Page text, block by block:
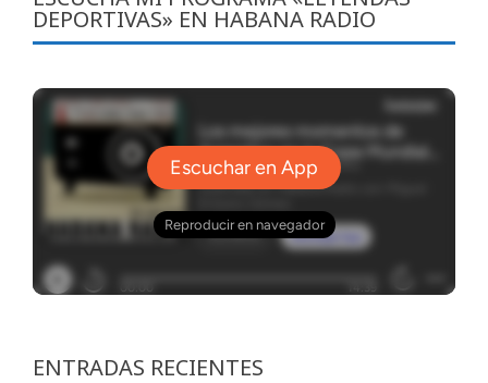
DEPORTIVAS» EN HABANA RADIO
ENTRADAS RECIENTES